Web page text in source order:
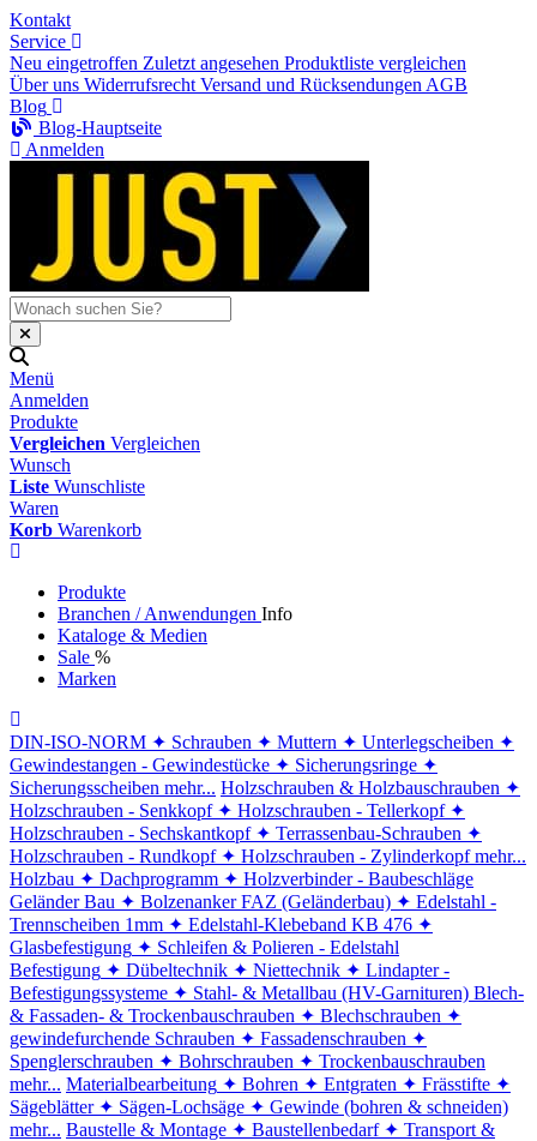
Kontakt
Service
Neu eingetroffen Zuletzt angesehen Produktliste vergleichen
Über uns Widerrufsrecht Versand und Rücksendungen AGB
Blog
Blog-Hauptseite
Anmelden
Menü
Anmelden
Produkte
Vergleichen Vergleichen
Wunsch
Liste Wunschliste
Waren
Korb Warenkorb
Produkte
Branchen / Anwendungen Info
Kataloge & Medien
Sale %
Marken
DIN-ISO-NORM ✦ Schrauben ✦ Muttern ✦ Unterlegscheiben ✦
Gewindestangen - Gewindestücke ✦ Sicherungsringe ✦
Sicherungsscheiben mehr... Holzschrauben & Holzbauschrauben ✦
Holzschrauben - Senkkopf ✦ Holzschrauben - Tellerkopf ✦
Holzschrauben - Sechskantkopf ✦ Terrassenbau-Schrauben ✦
Holzschrauben - Rundkopf ✦ Holzschrauben - Zylinderkopf mehr...
Holzbau ✦ Dachprogramm ✦ Holzverbinder - Baubeschläge
Geländer Bau ✦ Bolzenanker FAZ (Geländerbau) ✦ Edelstahl -
Trennscheiben 1mm ✦ Edelstahl-Klebeband KB 476 ✦
Glasbefestigung ✦ Schleifen & Polieren - Edelstahl
Befestigung ✦ Dübeltechnik ✦ Niettechnik ✦ Lindapter -
Befestigungssysteme ✦ Stahl- & Metallbau (HV-Garnituren) Blech-
& Fassaden- & Trockenbauschrauben ✦ Blechschrauben ✦
gewindefurchende Schrauben ✦ Fassadenschrauben ✦
Spenglerschrauben ✦ Bohrschrauben ✦ Trockenbauschrauben
mehr... Materialbearbeitung ✦ Bohren ✦ Entgraten ✦ Frässtifte ✦
Sägeblätter ✦ Sägen-Lochsäge ✦ Gewinde (bohren & schneiden)
mehr... Baustelle & Montage ✦ Baustellenbedarf ✦ Transport &